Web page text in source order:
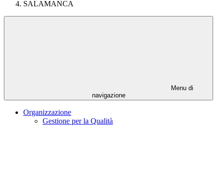
SALAMANCA
Menu di
navigazione
Organizzazione
Gestione per la Qualità